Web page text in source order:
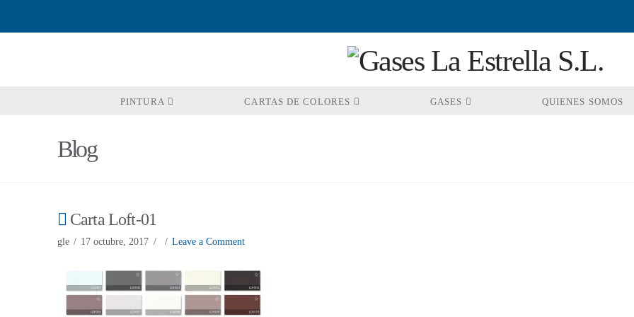
PINTURA CARTAS DE COLORES GASES QUIENES SOMOS
Blog
Carta Loft-01
gle 17 octubre, 2017 Leave a Comment